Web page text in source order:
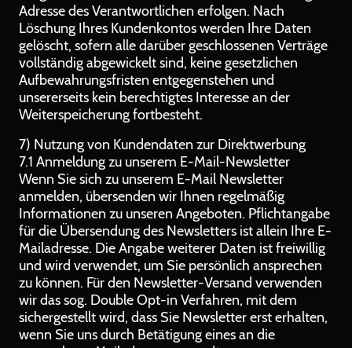
Adresse des Verantwortlichen erfolgen. Nach
Löschung Ihres Kundenkontos werden Ihre Daten
gelöscht, sofern alle darüber geschlossenen Verträge
vollständig abgewickelt sind, keine gesetzlichen
Aufbewahrungsfristen entgegenstehen und
unsererseits kein berechtigtes Interesse an der
Weiterspeicherung fortbesteht.
7) Nutzung von Kundendaten zur Direktwerbung
7.1 Anmeldung zu unserem E-Mail-Newsletter
Wenn Sie sich zu unserem E-Mail Newsletter
anmelden, übersenden wir Ihnen regelmäßig
Informationen zu unseren Angeboten. Pflichtangabe
für die Übersendung des Newsletters ist allein Ihre E-
Mailadresse. Die Angabe weiterer Daten ist freiwillig
und wird verwendet, um Sie persönlich ansprechen
zu können. Für den Newsletter-Versand verwenden
wir das sog. Double Opt-in Verfahren, mit dem
sichergestellt wird, dass Sie Newsletter erst erhalten,
wenn Sie uns durch Betätigung eines an die